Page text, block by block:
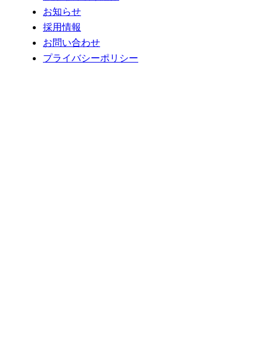
お知らせ
採用情報
お問い合わせ
プライバシーポリシー